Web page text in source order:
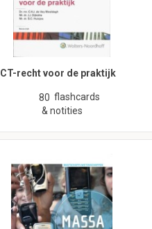
ICT-recht voor de praktijk
80 flashcards
& notities